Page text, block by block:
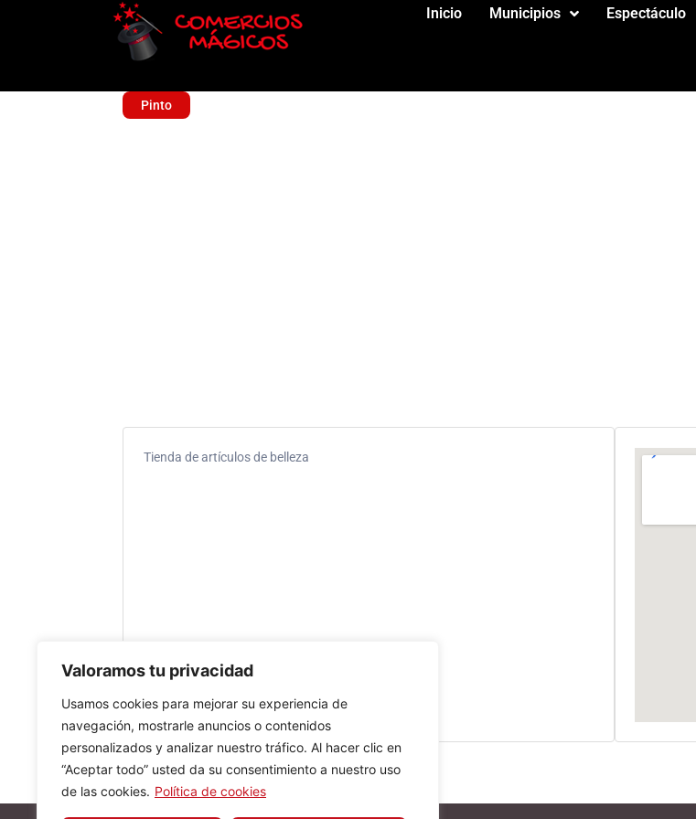
Valoramos tu privacidad
Usamos cookies para mejorar su experiencia de
navegación, mostrarle anuncios o contenidos
personalizados y analizar nuestro tráfico. Al hacer clic en
“Aceptar todo” usted da su consentimiento a nuestro uso
de las cookies. Política de cookies
Inicio Municipios Espectáculo
Pinto
Tienda de artículos de belleza